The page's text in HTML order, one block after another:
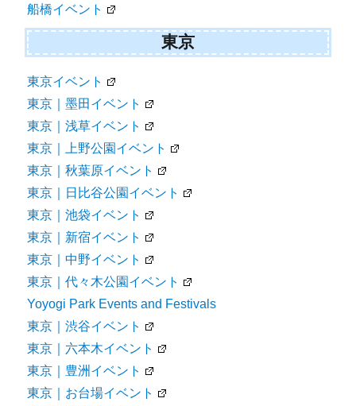
船橋イベント
東京
東京イベント
東京｜墨田イベント
東京｜浅草イベント
東京｜上野公園イベント
東京｜秋葉原イベント
東京｜日比谷公園イベント
東京｜池袋イベント
東京｜新宿イベント
東京｜中野イベント
東京｜代々木公園イベント
Yoyogi Park Events and Festivals
東京｜渋谷イベント
東京｜六本木イベント
東京｜豊洲イベント
東京｜お台場イベント